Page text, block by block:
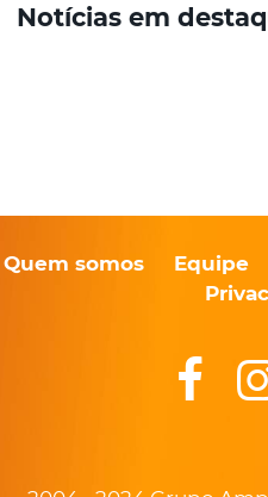
Notícias em
Quem somos Equipe